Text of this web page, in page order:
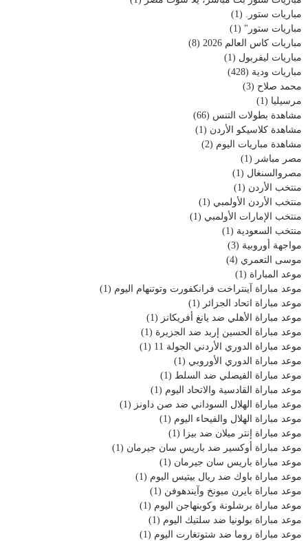
مباريات ستور. (1)
مباريات ستور" (1)
مباريات كاس العالم 2026
(8)
مباريات ليفربول (1)
مباريات ودية (428)
محمد صلاح (3)
مرسيليا (1)
مشاهدة بطولات التنس (66)
مشاهدة كلاسيكو الأردن (1)
مشاهدة مباريات اليوم (2)
مصر مباشر (1)
مصروالسنغال (1)
منتخب الأردن (1)
منتخب الأردن الأولمبي (1)
منتخب الإمارات الأولمبي (1)
منتخب السعودية (1)
مواجهة أوروبية (3)
موسى التعمري (4)
موعد المباراة (1)
موعد مباراة آينتراخت فرانكفورت وتوتنهام اليوم (1)
موعد مباراة اتحاد الجزائر (1)
موعد مباراة الأهلي ضد يانغ أفريكانز (1)
موعد مباراة الحسين إربد ضد الجزيرة (1)
موعد مباراة الدوري الأردني الجولة 11
(1)
موعد مباراة الدوري الأوروبي (1)
موعد مباراة الفيصلي ضد السلط (1)
موعد مباراة القادسية والاتحاد اليوم (1)
موعد مباراة الهلال السوداني ضد صن داونز (1)
موعد مباراة الهلال والفيحاء اليوم (1)
موعد مباراة إنتر ميلان ضد بيزا (1)
موعد مباراة أوكسير ضد باريس سان جيرمان (1)
موعد مباراة باريس سان جيرمان (1)
موعد مباراة باوك ضد ريال بيتيس اليوم (1)
موعد مباراة بايرن ميونخ وآيندهوفن (1)
موعد مباراة برشلونة وكوبنهاجن اليوم (1)
موعد مباراة بولونيا ضد سلتيك اليوم (1)
موعد مباراة روما ضد شتوتغارت اليوم (1)